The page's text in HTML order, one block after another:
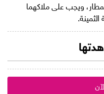
ويجب على ملاكهما